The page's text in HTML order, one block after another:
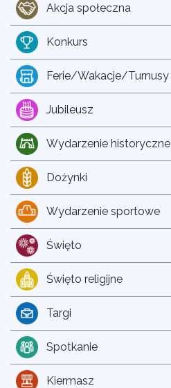
Akcja społeczna
Konkurs
Ferie/Wakacje/Turnusy
Jubileusz
Wydarzenie historyczne
Dożynki
Wydarzenie sportowe
Święto
Święto religijne
Targi
Spotkanie
Kiermasz